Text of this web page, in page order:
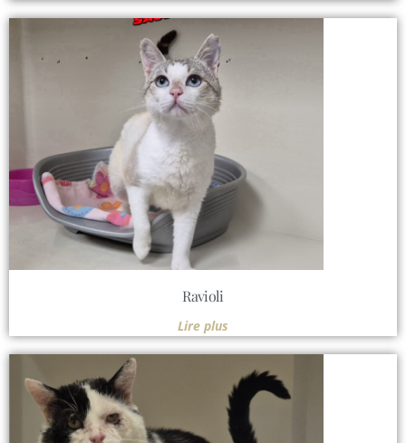
Ravioli
Lire plus